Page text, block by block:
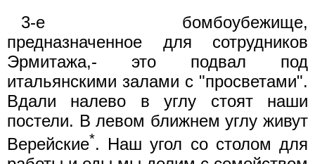
3-е бомбоубежище,
предназначенное для сотрудников
Эрмитажа,- это подвал под
итальянскими залами с "просветами".
Вдали налево в углу стоят наши
постели. В левом ближнем углу живут
Верейские*. Наш угол со столом для